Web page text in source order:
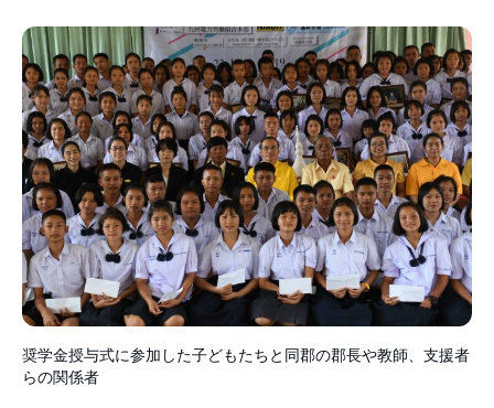
奨学金授与式に参加した子どもたちと同郡の郡長や教師、支援者
らの関係者